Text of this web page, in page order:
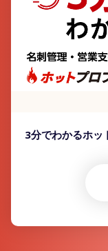
3分でわかるホッ